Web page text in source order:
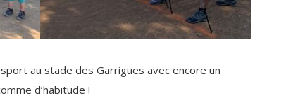
au stade des Garrigues avec encore un
d’habitude !